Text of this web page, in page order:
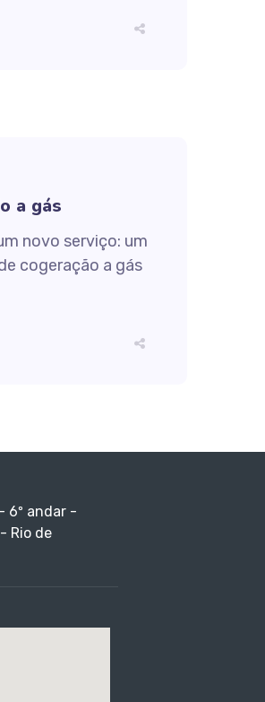
a gás
novo serviço: um
cogeração a gás
6º andar -
Rio de